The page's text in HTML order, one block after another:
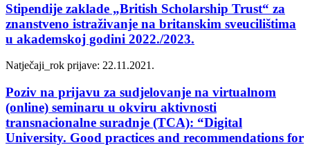
Stipendije zaklade „British Scholarship Trust“ za
znanstveno istraživanje na britanskim sveucilištima
u akademskoj godini 2022./2023.
Natječaji_ rok prijave: 22.11.2021.
Poziv na prijavu za sudjelovanje na virtualnom
(online) seminaru u okviru aktivnosti
transnacionalne suradnje (TCA): “Digital
University. Good practices and recommendations for